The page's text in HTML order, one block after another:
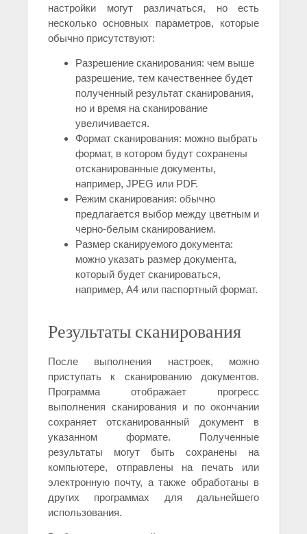
настройки могут различаться, но есть
несколько основных параметров, которые
обычно присутствуют:
Разрешение сканирования: чем выше
разрешение, тем качественнее будет
полученный результат сканирования,
но и время на сканирование
увеличивается.
Формат сканирования: можно выбрать
формат, в котором будут сохранены
отсканированные документы,
например, JPEG или PDF.
Режим сканирования: обычно
предлагается выбор между цветным и
черно-белым сканированием.
Размер сканируемого документа:
можно указать размер документа,
который будет сканироваться,
например, A4 или паспортный формат.
Результаты сканирования
После выполнения настроек, можно
приступать к сканированию документов.
Программа отображает прогресс
выполнения сканирования и по окончании
сохраняет отсканированный документ в
указанном формате. Полученные
результаты могут быть сохранены на
компьютере, отправлены на печать или
электронную почту, а также обработаны в
других программах для дальнейшего
использования.